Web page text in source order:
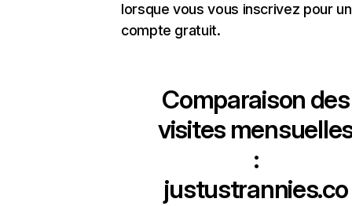
lorsque vous vous inscrivez pour un
compte gratuit.
Comparaison des
visites
:
justustrannies.co